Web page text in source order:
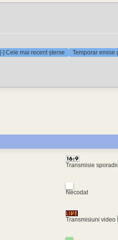
[-] Cele mai recent șterse Temporar emise
Transmisie
Necodat
Transmisiuni video